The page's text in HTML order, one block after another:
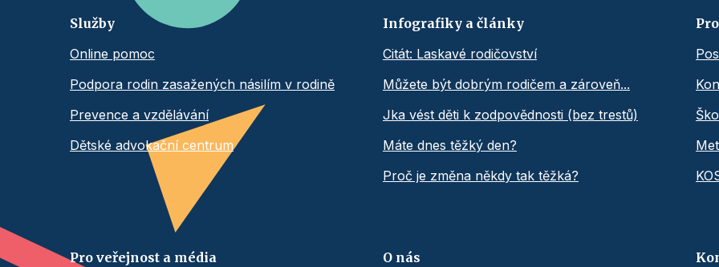
Služby
Online pomoc
Podpora rodin zasažených násilím v rodině
Prevence a vzdělávání
Dětské advokační centrum
Infografiky a články
Citát: Laskavé rodičovství
Můžete být dobrým rodičem a zároveň...
Jka vést děti k zodpovědnosti (bez trestů)
Máte dnes těžký den?
Proč je změna někdy tak těžká?
Pro veřejnost a média
O nás